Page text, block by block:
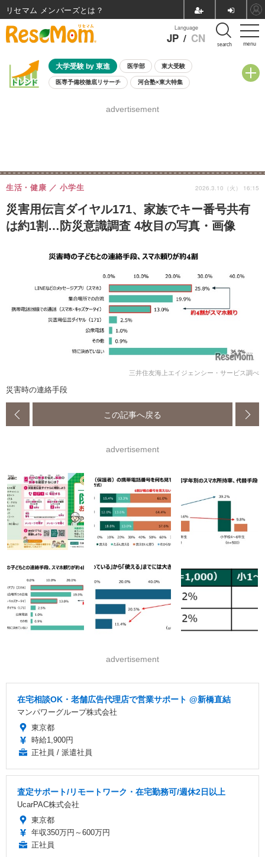
menu
Language
JP / CN search
大学受験 by 東進 医学部 東大受験
医専予備校徹底リサーチ 河合塾×東大特集
8月開催学校説明会・相談会
advertisement
災害用伝言ダイヤル171、家族でキー番号共有
は約1割…防災意識調査 4枚目の写真・画像
生活・健康 小学生 2026.3.10（火） 16:15
三井住友海上エイジェンシー・サービス調べ
災害時の連絡手段
この記事へ戻る
advertisement
advertisement
在宅相談OK・老舗広告代理店で営業サポート @新橋直結
マンパワーグループ株式会社
東京都
時給1,900円
正社員 / 派遣社員
査定サポート/リモートワーク・在宅勤務可/週休2日以上
UcarPAC株式会社
東京都
年収350万円～600万円
正社員
リセマム メンバーズ